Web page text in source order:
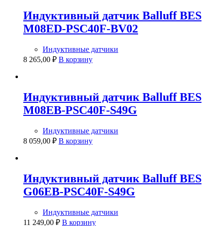
Индуктивный датчик Balluff BES
M08ED-PSC40F-BV02
Индуктивные датчики
8 265,00 ₽ В корзину
Индуктивный датчик Balluff BES
M08EB-PSC40F-S49G
Индуктивные датчики
8 059,00 ₽ В корзину
Индуктивный датчик Balluff BES
G06EB-PSC40F-S49G
Индуктивные датчики
11 249,00 ₽ В корзину